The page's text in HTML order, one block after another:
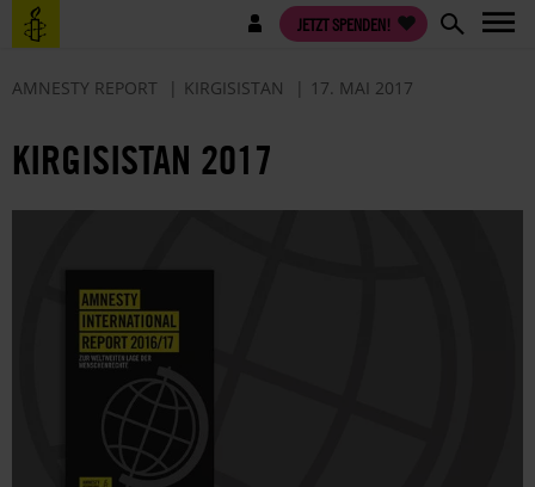
Direkt
zum
Benutzermenü JETZT SPENDEN!
AMNESTY REPORT KIRGISISTAN 17. MAI 2017
KIRGISISTAN 2017